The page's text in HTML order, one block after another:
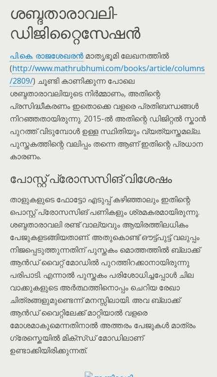
ശബ്ദതാരാവലി-
ഡിജിറ്റൈസേഷൻ
പി.കെ. രാജശേഖരൻ മാതൃഭൂമി ലേഖനത്തിൽ
(http://www.mathrubhumi.com/books/article/columns
/2809/) ചൂണ്ടി കാണിക്കുന്ന പോലെ
ശബ്ദതാരാവലിയുടെ നിർമ്മാണം, അതിന്റെ
പ്രസിദ്ധീകരണം ഇതൊക്കെ വളരെ പ്രതിബന്ധങ്ങൾ
നിറഞ്ഞതായിരുന്നു. 2015-ൽ അതിന്റെ ഡിജിറ്റൽ സ്കാൻ
പുറത്ത് വിടുമ്പോൾ ഉള്ള സ്ഥിതിയും വ്യത്യസ്തമല്ല.
പുസ്തകത്തിന്റെ വലിപ്പം തന്നെ ആണ് ഇതിന്റെ പ്രധാന
കാരണം.
പോസ്റ്റ് പ്രോസസിങ് വിശേഷം
താളുകളുടെ ഫോട്ടോ എടുപ്പ് കഴിഞ്ഞാലും ഇതിന്റെ
പൊസ്റ്റ് പ്രോസസിങ് പണികളും ശ്രമകരമായിരുന്നു.
ശബ്ദതാരാവലി രണ്ട് വാല്യവും ആയിരത്തിലധികം
പേജുകളടങ്ങിയതാണ്. അതുകൊണ്ട് ഔട്ട്പുട്ട് വലുപ്പം
നിജപ്പെടുത്തുന്നതിന് പുസ്തകം മൊത്തത്തിൽ ബ്ലാക്ക്
ആൻഡ് വൈറ്റ് മോഡിൽ പുറത്തിറക്കാനായിരുന്നു
പരിപാടി. എന്നാൽ പുസ്തകം പരിശോധിച്ചപ്പോൾ ചില
വാക്കുകളുടെ അർത്ഥത്തിനൊപ്പം ചെറിയ രേഖാ
ചിത്രങ്ങളുമുണ്ടെന്ന് മനസ്സിലായി. അവ ബ്ലാക്ക്
ആൻഡ് വൈറ്റിലേക്ക് മാറ്റിയാൽ വളരെ
മോശമാകുമെന്നതിനാൽ അത്തരം പേജുകൾ മാത്രം
ഗ്രേസ്കെയിൽ മിക്സ്ഡ് മോഡിലാണ്
ഉണ്ടാക്കിയിരിക്കുന്നത്.